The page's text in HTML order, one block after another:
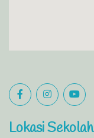
Lokasi Sekolah